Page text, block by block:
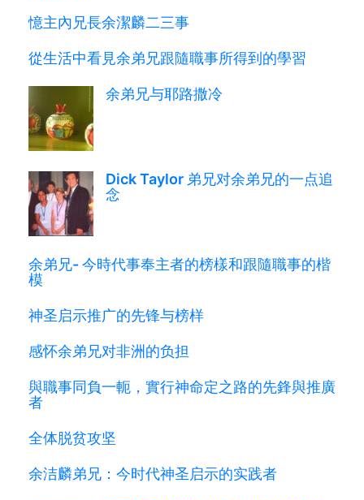
憶主內兄長余潔麟二三事
從生活中看見余弟兄跟隨職事所得到的學習
余弟兄与耶路撒冷
Dick Taylor 弟兄对余弟兄的一点追
念
余弟兄- 今時代事奉主者的榜樣和跟隨職事的楷
模
神圣启示推广的先锋与榜样
感怀余弟兄对非洲的负担
與職事同負一軛，實行神命定之路的先鋒與推廣
者
全体脱贫攻坚
余洁麟弟兄：今时代神圣启示的实践者